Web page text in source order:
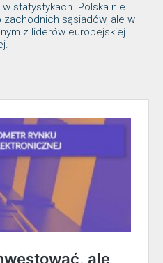
statystykach. Polska nie
zachodnich sąsiadów, ale w
z liderów europejskiej